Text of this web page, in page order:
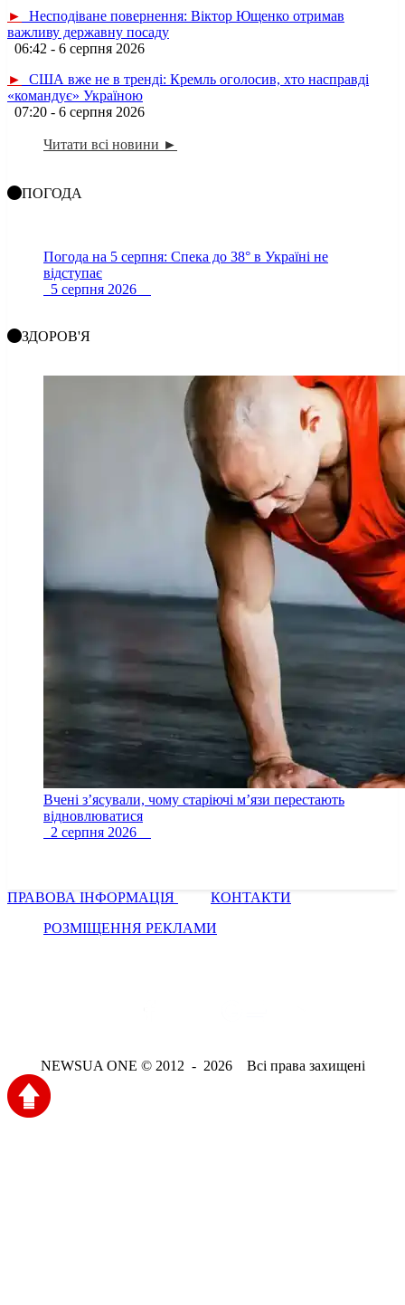
►
Несподіване повернення: Віктор Ющенко отримав
важливу державну посаду
06:42 - 6 серпня 2026
►
США вже не в тренді: Кремль оголосив, хто насправді
«командує» Україною
07:20 - 6 серпня 2026
Читати всі новини ►
ПОГОДА
Погода на 5 серпня: Спека до 38° в Україні не
відступає
5 серпня 2026
ЗДОРОВ'Я
Вчені з’ясували, чому старіючі м’язи перестають
відновлюватися
2 серпня 2026
ПРАВОВА ІНФОРМАЦІЯ
КОНТАКТИ
РОЗМІЩЕННЯ РЕКЛАМИ
NEWSUA ONE © 2012 - 2026 Всі права захищені